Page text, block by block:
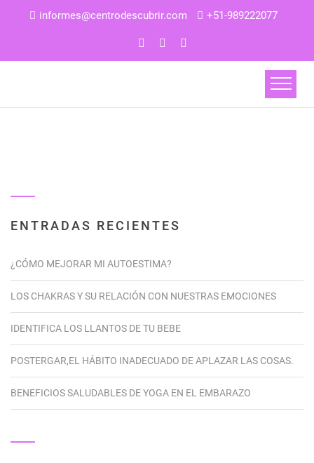
informes@centrodescubrir.com +51-989222077
ENTRADAS RECIENTES
¿CÓMO MEJORAR MI AUTOESTIMA?
LOS CHAKRAS Y SU RELACIÓN CON NUESTRAS EMOCIONES
IDENTIFICA LOS LLANTOS DE TU BEBE
POSTERGAR,EL HÁBITO INADECUADO DE APLAZAR LAS COSAS.
BENEFICIOS SALUDABLES DE YOGA EN EL EMBARAZO